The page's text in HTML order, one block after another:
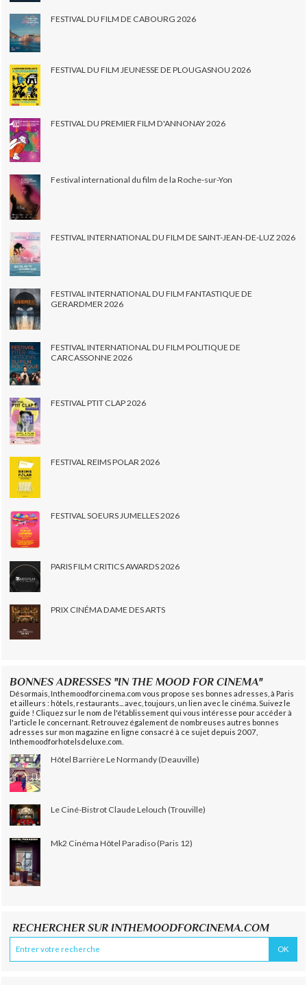
FESTIVAL DU FILM DE CABOURG 2026
FESTIVAL DU FILM JEUNESSE DE PLOUGASNOU 2026
FESTIVAL DU PREMIER FILM D'ANNONAY 2026
Festival international du film de la Roche-sur-Yon
FESTIVAL INTERNATIONAL DU FILM DE SAINT-JEAN-DE-LUZ 2026
FESTIVAL INTERNATIONAL DU FILM FANTASTIQUE DE
GERARDMER 2026
FESTIVAL INTERNATIONAL DU FILM POLITIQUE DE
CARCASSONNE 2026
FESTIVAL PTIT CLAP 2026
FESTIVAL REIMS POLAR 2026
FESTIVAL SOEURS JUMELLES 2026
PARIS FILM CRITICS AWARDS 2026
PRIX CINÉMA DAME DES ARTS
BONNES ADRESSES "IN THE MOOD FOR CINEMA"
Désormais, Inthemoodforcinema.com vous propose ses bonnes adresses, à Paris
et ailleurs : hôtels, restaurants... avec, toujours, un lien avec le cinéma. Suivez le
guide ! Cliquez sur le nom de l'établissement qui vous intéresse pour accéder à
l'article le concernant. Retrouvez également de nombreuses autres bonnes
adresses sur mon magazine en ligne consacré à ce sujet depuis 2007,
Inthemoodforhotelsdeluxe.com.
Hôtel Barrière Le Normandy (Deauville)
Le Ciné-Bistrot Claude Lelouch (Trouville)
Mk2 Cinéma Hôtel Paradiso (Paris 12)
RECHERCHER SUR INTHEMOODFORCINEMA.COM